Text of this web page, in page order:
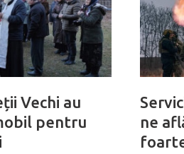
Vechi au
pentru
ne